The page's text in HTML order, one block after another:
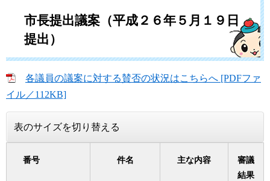
市長提出議案（平成２６年５月１９日
提出）
各議員の議案に対する賛否の状況はこちらへ [PDFファ
イル／112KB]
表のサイズを切り替える
番号 件名 主な内容
審議
結果